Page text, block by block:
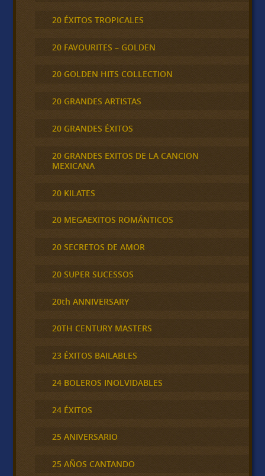
20 ÉXITOS TROPICALES
20 FAVOURITES – GOLDEN
20 GOLDEN HITS COLLECTION
20 GRANDES ARTISTAS
20 GRANDES ÉXITOS
20 GRANDES EXITOS DE LA CANCION
MEXICANA
20 KILATES
20 MEGAEXITOS ROMÁNTICOS
20 SECRETOS DE AMOR
20 SUPER SUCESSOS
20th ANNIVERSARY
20TH CENTURY MASTERS
23 ÉXITOS BAILABLES
24 BOLEROS INOLVIDABLES
24 ÉXITOS
25 ANIVERSARIO
25 AÑOS CANTANDO